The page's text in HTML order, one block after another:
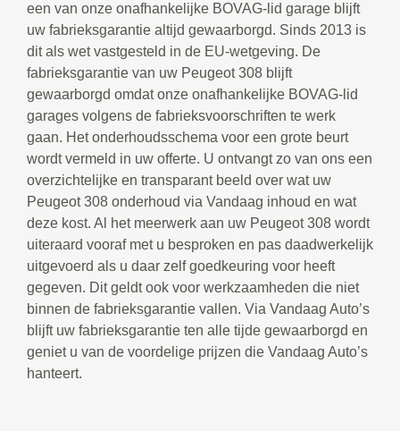
een van onze onafhankelijke BOVAG-lid garage blijft
uw fabrieksgarantie altijd gewaarborgd. Sinds 2013 is
dit als wet vastgesteld in de EU-wetgeving. De
fabrieksgarantie van uw Peugeot 308 blijft
gewaarborgd omdat onze onafhankelijke BOVAG-lid
garages volgens de fabrieksvoorschriften te werk
gaan. Het onderhoudsschema voor een grote beurt
wordt vermeld in uw offerte. U ontvangt zo van ons een
overzichtelijke en transparant beeld over wat uw
Peugeot 308 onderhoud via Vandaag inhoud en wat
deze kost. Al het meerwerk aan uw Peugeot 308 wordt
uiteraard vooraf met u besproken en pas daadwerkelijk
uitgevoerd als u daar zelf goedkeuring voor heeft
gegeven. Dit geldt ook voor werkzaamheden die niet
binnen de fabrieksgarantie vallen. Via Vandaag Auto’s
blijft uw fabrieksgarantie ten alle tijde gewaarborgd en
geniet u van de voordelige prijzen die Vandaag Auto’s
hanteert.